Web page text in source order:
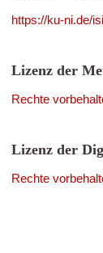
https://ku-ni.de/
Lizenz der
Rechte
Lizenz der
Rechte